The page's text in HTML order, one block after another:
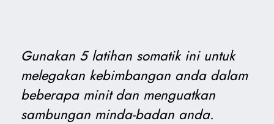
Gunakan 5 latihan somatik ini untuk
melegakan kebimbangan anda dalam
beberapa minit dan menguatkan
sambungan minda-badan anda.